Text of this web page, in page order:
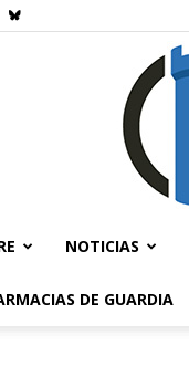
NOTICIAS
DE GUARDIA